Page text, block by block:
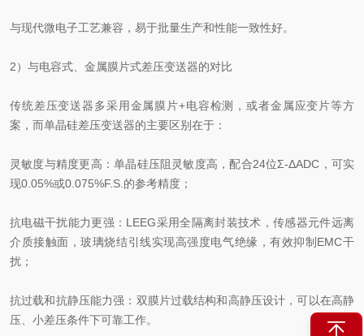
与现代微电子工艺兼容，易于批量生产和性能一致性好。
2）与电容式、金属膜片式差压变送器的对比
传统差压变送器多采用金属膜片+电容检测，或者金属应变片等方
案，而单晶硅差压变送器的主要区别在于：
灵敏度与精度更高：单晶硅压阻灵敏度高，配合24位Σ‑ΔADC，可实
现0.05%或0.075%F.S.的参考精度；
抗电磁干扰能力更强：LEEG采用全隔离封装技术，传感器元件远离
介质接触面，玻璃烧结引线实现高强度电气绝缘，有效抑制EMC干
扰；
抗过载和抗静压能力强：双膜片过载结构和高静压设计，可以在高静
压、小差压条件下可靠工作。